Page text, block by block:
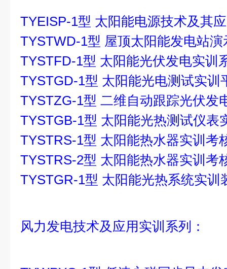
TYEISP-1型 太阳能电源技术及其
TYSTWD-1型 屋顶太阳能发电站
TYSTFD-1型 太阳能光伏发电实训
TYSTGD-1型 太阳能光电测试实训
TYSTZG-1型 二维自动跟踪光伏发
TYSTGB-1型 太阳能光热测试仪表
TYSTRS-1型 太阳能热水器实训考
TYSTRS-2型 太阳能热水器实训考
TYSTGR-1型 太阳能光热系统实训
风力发电技术及应用实训系列：